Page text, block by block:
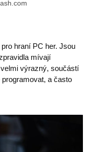
hraní PC her. Jsou
mívají
výrazný, součástí
a často